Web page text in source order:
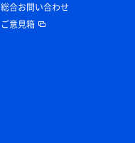
総合お問い合わせ
ご意見箱